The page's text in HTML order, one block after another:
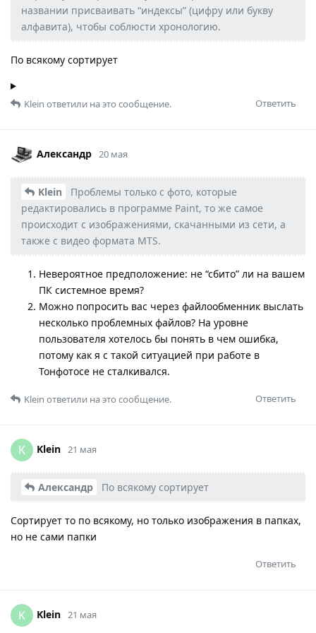
названии присваивать “индексы” (цифру или букву
алфавита), чтобы соблюсти хронологию.
По всякому сортирует
Ответить
Klein ответили на это сообщение.
Александр 20 мая
Klein
Проблемы только с фото, которые
редактировались в программе Paint, то же самое
происходит с изображениями, скачанными из сети, а
также с видео формата MTS.
Невероятное предположение: не “сбито” ли на вашем
ПК системное время?
Можно попросить вас через файлообменник выслать
несколько проблемных файлов? На уровне
пользователя хотелось бы понять в чем ошибка,
потому как я с такой ситуацией при работе в
Тонфотосе не сталкивался.
Ответить
Klein ответили на это сообщение.
K Klein 21 мая
Александр По всякому сортирует
Сортирует то по всякому, но только изображения в папках,
но не сами папки
Ответить
K Klein 21 мая